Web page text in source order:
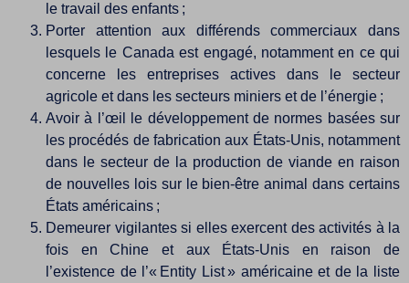
le travail des enfants ;
Porter attention aux différends commerciaux dans
lesquels le Canada est engagé, notamment en ce qui
concerne les entreprises actives dans le secteur
agricole et dans les secteurs miniers et de l’énergie ;
Avoir à l’œil le développement de normes basées sur
les procédés de fabrication aux États-Unis, notamment
dans le secteur de la production de viande en raison
de nouvelles lois sur le bien-être animal dans certains
États américains ;
Demeurer vigilantes si elles exercent des activités à la
fois en Chine et aux États-Unis en raison de
l’existence de l’« Entity List » américaine et de la liste